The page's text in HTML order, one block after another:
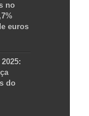
no
euros
do